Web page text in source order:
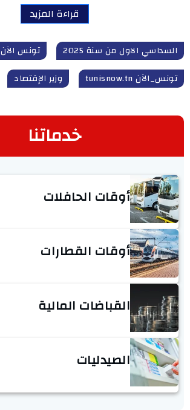
قراءة المزيد
السداسي الاول من سنة 2025
تونس الآن
تونس_الآن tunisnow.tn
وزير الإقتصاد
خدماتنا
أوقات الحافلات
أوقات القطارات
القباضات المالية
الصيدليات